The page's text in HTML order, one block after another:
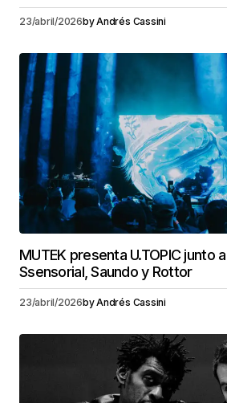
23/abril/2026byAndrés Cassini
MUTEK presenta U.TOPIC junto a
Ssensorial, Saundo y Rottor
23/abril/2026byAndrés Cassini